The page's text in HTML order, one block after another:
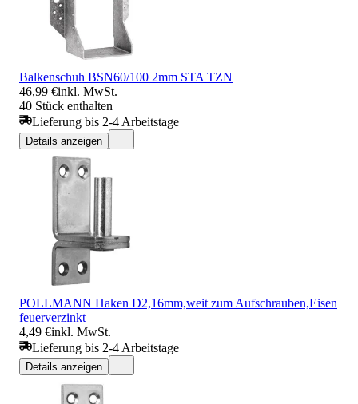
Balkenschuh BSN60/100 2mm STA TZN
46,99 €inkl. MwSt.
40 Stück enthalten
Lieferung bis 2-4 Arbeitstage
Details anzeigen
POLLMANN Haken D2,16mm,weit zum Aufschrauben,Eisen
feuerverzinkt
4,49 €inkl. MwSt.
Lieferung bis 2-4 Arbeitstage
Details anzeigen